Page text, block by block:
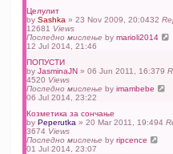
Целулит
by Sashka » 23 Nov 2009, 20:0432
12681 Views
Последно мислење by marioli2014
12 Jul 2014, 21:46
ПОПУСТИ
by JasminaJN » 06 Jun 2011, 16:379
4520 Views
Последно мислење by imambebe
06 Jul 2014, 23:22
Козметика за сончање
by Peperutka » 20 Mar 2011, 19:494
3674 Views
Последно мислење by ripcence
01 Jul 2014, 23:07